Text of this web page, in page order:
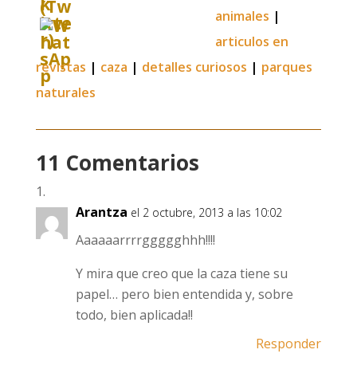
animales |
articulos en
revistas | caza | detalles curiosos | parques
naturales
11 Comentarios
Arantza el 2 octubre, 2013 a las 10:02
Aaaaaarrrrggggghhh!!!!
Y mira que creo que la caza tiene su
papel… pero bien entendida y, sobre
todo, bien aplicada!!
Responder